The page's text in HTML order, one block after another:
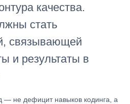
качества.
стать
связывающей
и результаты в
— не дефицит навыков кодинга, а